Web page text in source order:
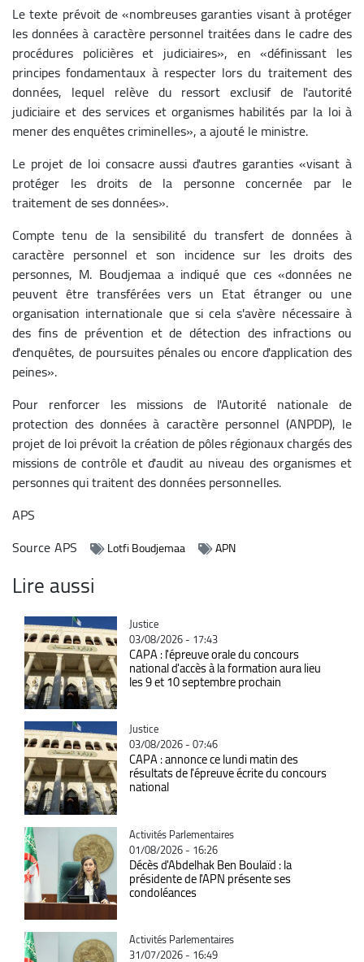
Le texte prévoit de «nombreuses garanties visant à protéger
les données à caractère personnel traitées dans le cadre des
procédures policières et judiciaires», en «définissant les
principes fondamentaux à respecter lors du traitement des
données, lequel relève du ressort exclusif de l'autorité
judiciaire et des services et organismes habilités par la loi à
mener des enquêtes criminelles», a ajouté le ministre.
Le projet de loi consacre aussi d'autres garanties «visant à
protéger les droits de la personne concernée par le
traitement de ses données».
Compte tenu de la sensibilité du transfert de données à
caractère personnel et son incidence sur les droits des
personnes, M. Boudjemaa a indiqué que ces «données ne
peuvent être transférées vers un Etat étranger ou une
organisation internationale que si cela s'avère nécessaire à
des fins de prévention et de détection des infractions ou
d'enquêtes, de poursuites pénales ou encore d'application des
peines».
Pour renforcer les missions de l'Autorité nationale de
protection des données à caractère personnel (ANPDP), le
projet de loi prévoit la création de pôles régionaux chargés des
missions de contrôle et d'audit au niveau des organismes et
personnes qui traitent des données personnelles.
APS
SourceAPS Lotfi Boudjemaa APN
Lire aussi
Catégorie
Justice
03/08/2026 - 17:43
CAPA : l'épreuve orale du concours
national d'accès à la formation aura lieu
les 9 et 10 septembre prochain
Catégorie
Justice
03/08/2026 - 07:46
CAPA : annonce ce lundi matin des
résultats de l'épreuve écrite du concours
national
Catégorie
Activités Parlementaires
01/08/2026 - 16:26
Décès d'Abdelhak Ben Boulaïd : la
présidente de l'APN présente ses
condoléances
Catégorie
Activités Parlementaires
31/07/2026 - 16:49